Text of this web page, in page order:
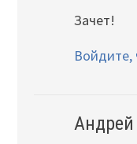
Зачет!
Войдите,